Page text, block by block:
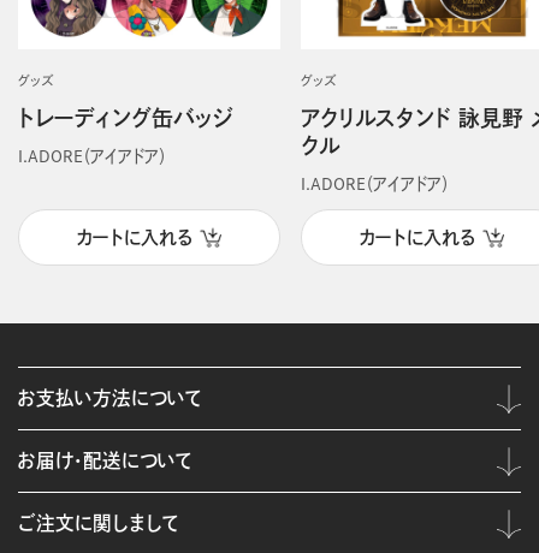
グッズ
トレーディング缶バッジ
I.ADORE（アイアドア）
カートに入れる
グッズ
アクリルスタンド 詠見野
クル
I.ADORE（アイアドア）
カートに入れる
お支払い方法について
お届け・配送について
ご注文に関しまして